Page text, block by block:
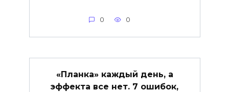
0 0
«Планка» каждый день, а
эффекта все нет. 7 ошибок,